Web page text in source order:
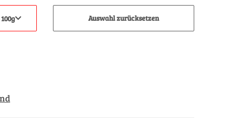
Auswahl zurücksetzen